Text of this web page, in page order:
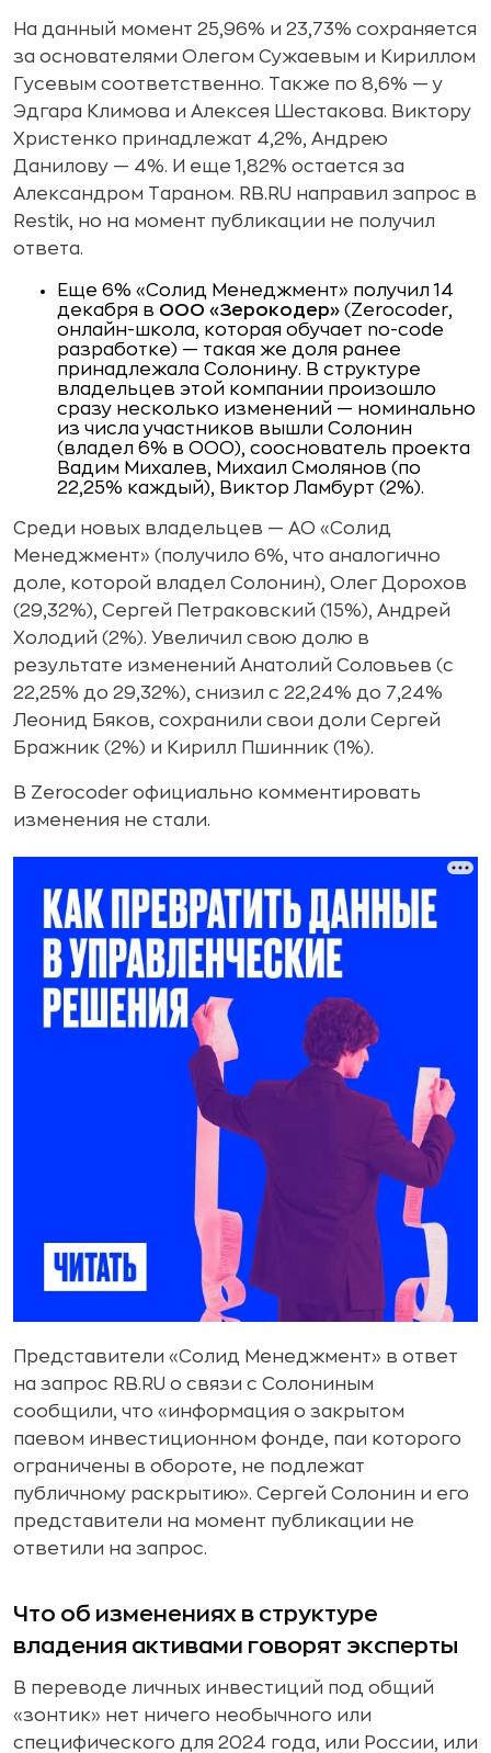
На данный момент 25,96% и 23,73% сохраняется
за основателями Олегом Сужаевым и Кириллом
Гусевым соответственно. Также по 8,6% — у
Эдгара Климова и Алексея Шестакова. Виктору
Христенко принадлежат 4,2%, Андрею
Данилову — 4%. И еще 1,82% остается за
Александром Тараном. RB.RU направил запрос в
Restik, но на момент публикации не получил
ответа.
Еще 6% «Солид Менеджмент» получил 14
декабря в ООО «Зерокодер» (Zerocoder,
онлайн-школа, которая обучает no-code
разработке) — такая же доля ранее
принадлежала Солонину. В структуре
владельцев этой компании произошло
сразу несколько изменений — номинально
из числа участников вышли Солонин
(владел 6% в ООО), сооснователь проекта
Вадим Михалев, Михаил Смолянов (по
22,25% каждый), Виктор Ламбурт (2%).
Среди новых владельцев — АО «Солид
Менеджмент» (получило 6%, что аналогично
доле, которой владел Солонин), Олег Дорохов
(29,32%), Сергей Петраковский (15%), Андрей
Холодий (2%). Увеличил свою долю в
результате изменений Анатолий Соловьев (с
22,25% до 29,32%), снизил с 22,24% до 7,24%
Леонид Бяков, сохранили свои доли Сергей
Бражник (2%) и Кирилл Пшинник (1%).
В Zerocoder официально комментировать
изменения не стали.
Представители «Солид Менеджмент» в ответ
на запрос RB.RU о связи с Солониным
сообщили, что «информация о закрытом
паевом инвестиционном фонде, паи которого
ограничены в обороте, не подлежат
публичному раскрытию». Сергей Солонин и его
представители на момент публикации не
ответили на запрос.
Что об изменениях в структуре
владения активами говорят эксперты
В переводе личных инвестиций под общий
«зонтик» нет ничего необычного или
специфического для 2024 года, или России, или